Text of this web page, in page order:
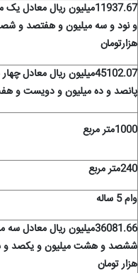
11937.67میلیون ریال معادل
و نود و سه میلیون و هفتصد و
هزارتومان
45102.07میلیون ریال معادل
پانصد و ده میلیون و دویست و
1000متر مربع
240متر مربع
وام 5 ساله
36081.66میلیون ریال معادل
ششصد و هشت میلیون و
هزار تومان